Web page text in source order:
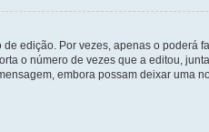
edição. Por vezes, apenas o poderá
o número de vezes que a editou,
embora possam deixar uma